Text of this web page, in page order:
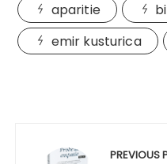
aparitie
emir kusturica
PREVIOUS